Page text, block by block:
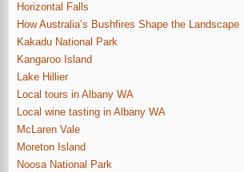
Horizontal Falls
How Australia’s Bushfires Shape the Landscape
Kakadu National Park
Kangaroo Island
Lake Hillier
Local tours in Albany WA
Local wine tasting in Albany WA
McLaren Vale
Moreton Island
Noosa National Park